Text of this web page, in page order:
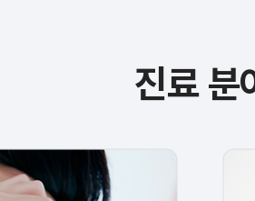
진료 분